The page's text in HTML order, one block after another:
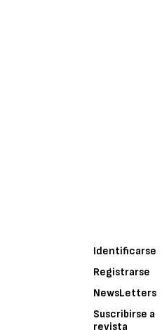
Identificarse
Registrarse
NewsLetters
Suscribirse a
revista